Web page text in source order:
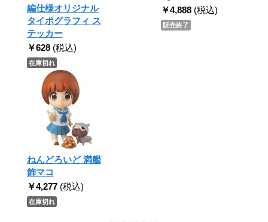
編仕様オリジナル
タイポグラフィ ス
テッカー
￥628 (税込)
在庫切れ
￥4,888 (税込)
販売終了
ねんどろいど 満艦
飾マコ
￥4,277 (税込)
在庫切れ